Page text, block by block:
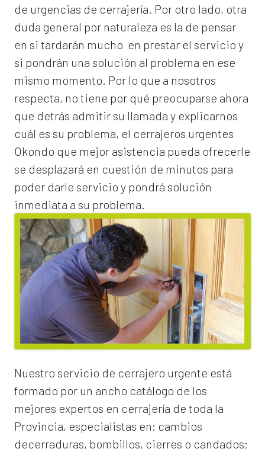
de urgencias de cerrajería. Por otro lado, otra
duda general por naturaleza es la de pensar
en si tardarán mucho en prestar el servicio y
si pondrán una solución al problema en ese
mismo momento. Por lo que a nosotros
respecta, no tiene por qué preocuparse ahora
que detrás admitir su llamada y explicarnos
cuál es su problema, el cerrajeros urgentes
Okondo que mejor asistencia pueda ofrecerle
se desplazará en cuestión de minutos para
poder darle servicio y pondrá solución
inmediata a su problema.
Nuestro servicio de cerrajero urgente está
formado por un ancho catálogo de los
mejores expertos en cerrajería de toda la
Provincia, especialistas en: cambios
decerraduras, bombillos, cierres o candados;